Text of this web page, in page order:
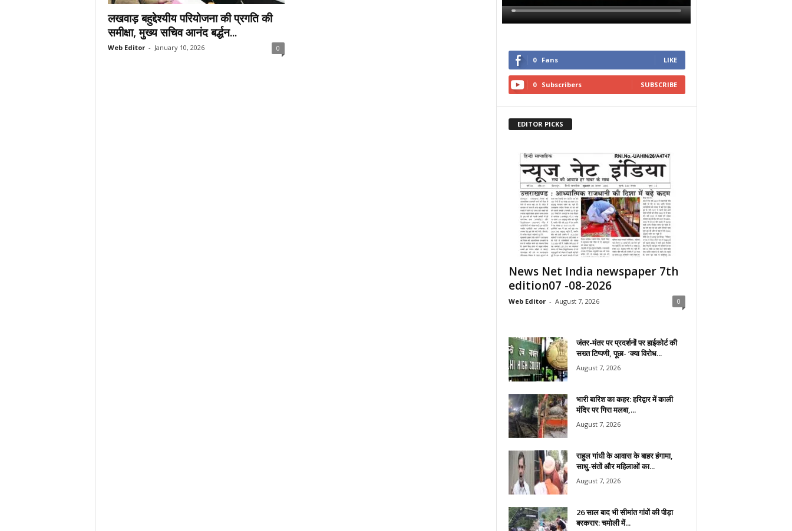
लखवाड़ बहुद्देश्यीय परियोजना की प्रगति की
समीक्षा, मुख्य सचिव आनंद बर्द्धन...
Web Editor - January 10, 2026 0
0 Fans LIKE
0 Subscribers SUBSCRIBE
EDITOR PICKS
News Net India newspaper 7th
edition07 -08-2026
Web Editor - August 7, 2026 0
जंतर-मंतर पर प्रदर्शनों पर हाईकोर्ट की
सख्त टिप्पणी, पूछा- ‘क्या विरोध...
August 7, 2026
भारी बारिश का कहर: हरिद्वार में काली
मंदिर पर गिरा मलबा,...
August 7, 2026
राहुल गांधी के आवास के बाहर हंगामा,
साधु-संतों और महिलाओं का...
August 7, 2026
26 साल बाद भी सीमांत गांवों की पीड़ा
बरकरार: चमोली में...